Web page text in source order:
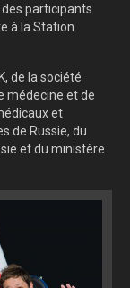
participants
à la Station
de la société
médecine et de
et
de Russie, du
et du ministère